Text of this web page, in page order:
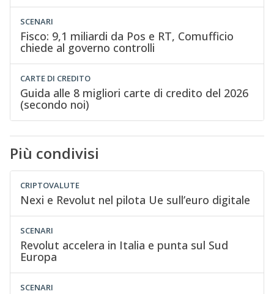
SCENARI
Fisco: 9,1 miliardi da Pos e RT, Comufficio
chiede al governo controlli
CARTE DI CREDITO
Guida alle 8 migliori carte di credito del 2026
(secondo noi)
Più condivisi
CRIPTOVALUTE
Nexi e Revolut nel pilota Ue sull’euro digitale
SCENARI
Revolut accelera in Italia e punta sul Sud
Europa
SCENARI